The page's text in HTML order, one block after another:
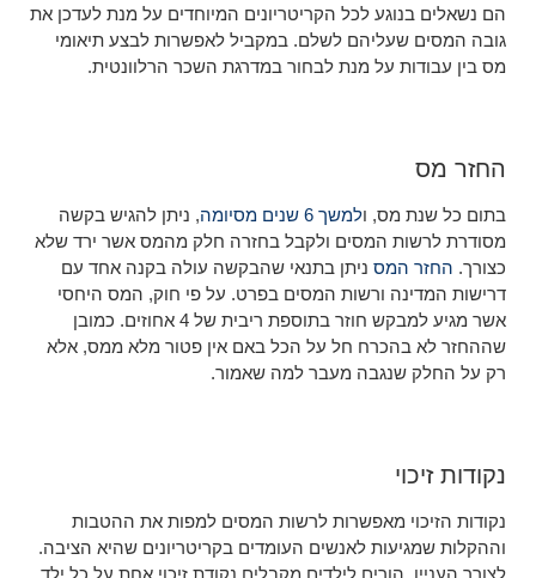
הם נשאלים בנוגע לכל הקריטריונים המיוחדים על מנת לעדכן את
גובה המסים שעליהם לשלם. במקביל לאפשרות לבצע תיאומי
מס בין עבודות על מנת לבחור במדרגת השכר הרלוונטית.
החזר מס
בתום כל שנת מס, ולמשך 6 שנים מסיומה
, ניתן להגיש בקשה
מסודרת לרשות המסים ולקבל בחזרה חלק מהמס אשר ירד שלא
כצורך. החזר המס ניתן בתנאי שהבקשה עולה בקנה אחד עם
דרישות המדינה ורשות המסים בפרט. על פי חוק, המס היחסי
אשר מגיע למבקש חוזר בתוספת ריבית של 4 אחוזים. כמובן
שההחזר לא בהכרח חל על הכל באם אין פטור מלא ממס, אלא
רק על החלק שנגבה מעבר למה שאמור.
נקודות זיכוי
נקודות הזיכוי מאפשרות לרשות המסים למפות את ההטבות
וההקלות שמגיעות לאנשים העומדים בקריטריונים שהיא הציבה.